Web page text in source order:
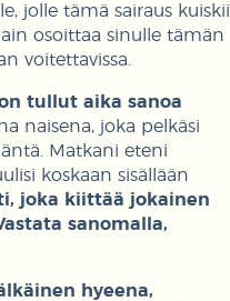
jolle tämä sairaus kuiskii
osoittaa sinulle tämän
voitettavissa.
tullut aika sanoa
naisena, joka pelkäsi
Matkani eteni
koskaan sisällään
joka kiittää jokainen
sanomalla,
hyeena,